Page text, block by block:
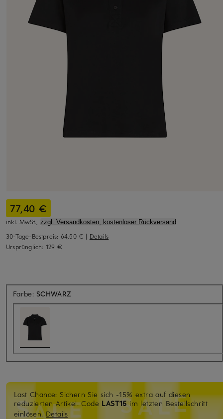
77,40 €
inkl. MwSt., zzgl. Versandkosten, kostenloser Rückversand
30-Tage-Bestpreis: 64,50 € | Details
Ursprünglich: 129 €
Farbe: SCHWARZ
Last Chance: Sichern Sie sich -15% extra auf diesen
reduzierten Artikel. Code LAST15im letzten Bestellschritt
einlösen.Details